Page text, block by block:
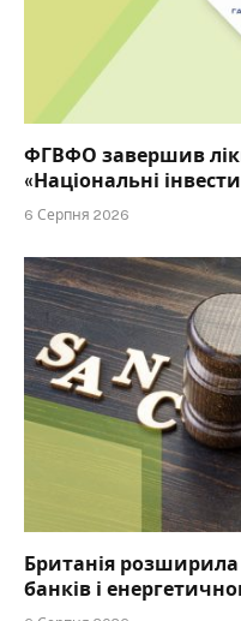
ФГВФО завершив
«Національні
6 Серпня 2026
Британія розширила
банків і